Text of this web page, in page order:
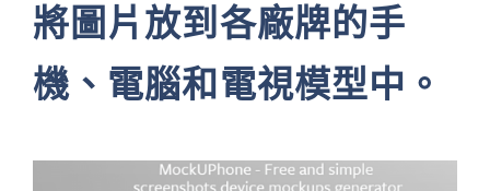
將圖片放到各廠牌的手
機、電腦和電視模型中。